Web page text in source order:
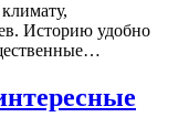
Историю удобно